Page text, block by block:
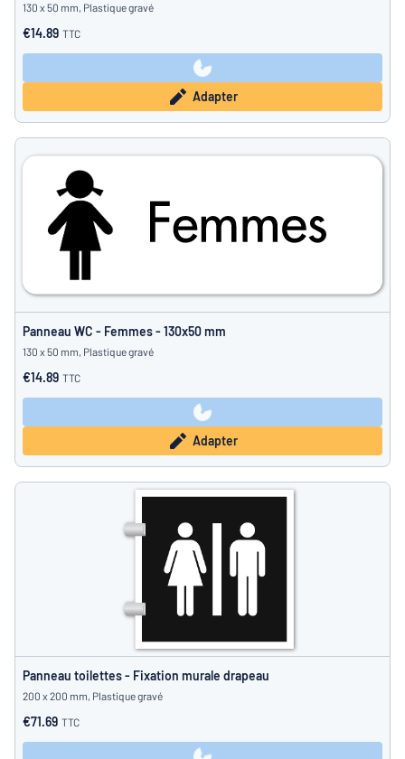
130 x 50 mm, Plastique gravé
€14.89 TTC
Adapter
Panneau WC - Femmes - 130x50 mm
130 x 50 mm, Plastique gravé
€14.89 TTC
Adapter
Panneau toilettes - Fixation murale drapeau
200 x 200 mm, Plastique gravé
€71.69 TTC